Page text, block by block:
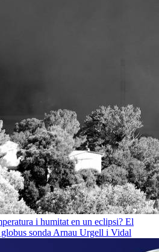
i humitat en un eclipsi? El
sonda Arnau Urgell i Vidal